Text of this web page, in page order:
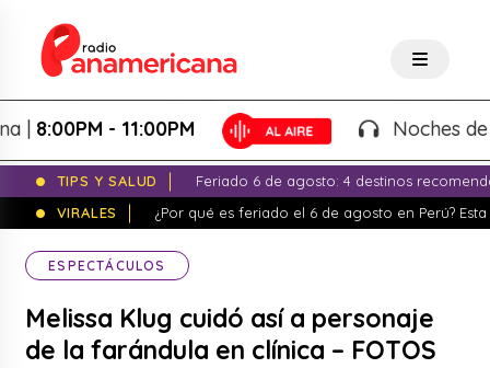
- 11:00PM Noches de
TIPS Y SALUD
Feriado 6 de agosto: 4 destinos
VIRALES
¿Por qué es feriado el 6 de agosto en Perú?
ESPECTÁCULOS
Melissa Klug cuidó así a personaje
de la farándula en clínica – FOTOS